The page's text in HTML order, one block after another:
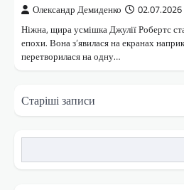
Олександр Демиденко 02.07.2026
Ніжна, щира усмішка Джулії Робертс
епохи. Вона з’явилася на екранах
перетворилася на одну…
Навігація
за
записами
Старіші записи